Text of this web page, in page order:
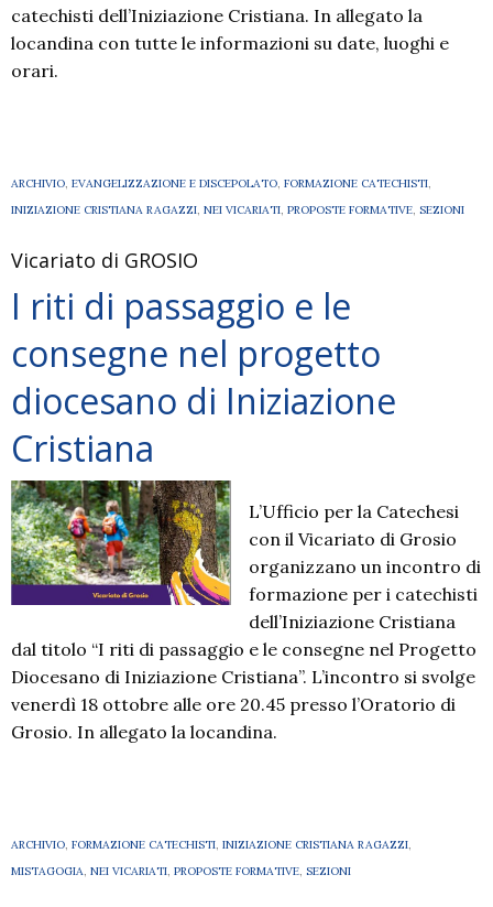
catechisti dell’Iniziazione Cristiana. In allegato la
locandina con tutte le informazioni su date, luoghi e
orari.
ARCHIVIO, EVANGELIZZAZIONE E DISCEPOLATO, FORMAZIONE CATECHISTI,
INIZIAZIONE CRISTIANA RAGAZZI, NEI VICARIATI, PROPOSTE FORMATIVE, SEZIONI
Vicariato di GROSIO
I riti di passaggio e le
consegne nel progetto
diocesano di Iniziazione
Cristiana
L’Ufficio per la Catechesi
con il Vicariato di Grosio
organizzano un incontro di
formazione per i catechisti
dell’Iniziazione Cristiana
dal titolo “I riti di passaggio e le consegne nel Progetto
Diocesano di Iniziazione Cristiana”. L’incontro si svolge
venerdì 18 ottobre alle ore 20.45 presso l’Oratorio di
Grosio. In allegato la locandina.
ARCHIVIO, FORMAZIONE CATECHISTI, INIZIAZIONE CRISTIANA RAGAZZI,
MISTAGOGIA, NEI VICARIATI, PROPOSTE FORMATIVE, SEZIONI